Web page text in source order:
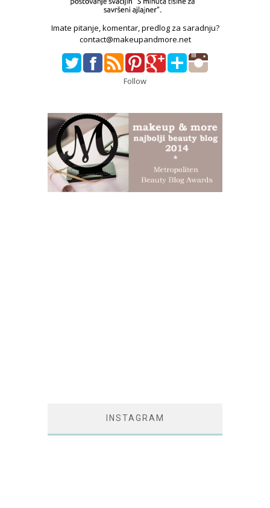
Imate pitanje, komentar, predlog za saradnju?
contact@makeupandmore.net
Follow
INSTAGRAM